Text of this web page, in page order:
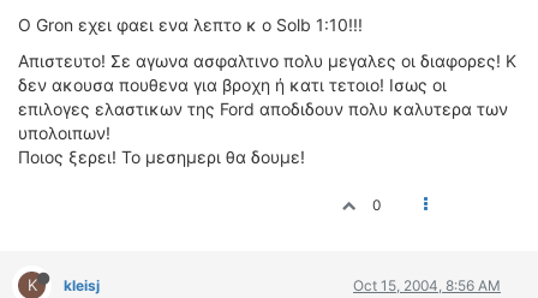
Ο Gron εχει φαει ενα λεπτο κ ο Solb 1:10!!!
Απιστευτο! Σε αγωνα ασφαλτινο πολυ μεγαλες οι διαφορες! Κ
δεν ακουσα πουθενα για βροχη ή κατι τετοιο! Ισως οι
επιλογες ελαστικων της Ford αποδιδουν πολυ καλυτερα των
υπολοιπων!
Ποιος ξερει! Το μεσημερι θα δουμε!
0
K kleisj Oct 15, 2004, 8:56 AM